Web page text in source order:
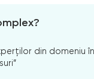
din domeniu